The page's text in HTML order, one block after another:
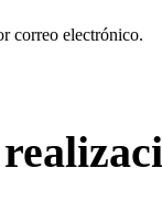
correo electrónico.